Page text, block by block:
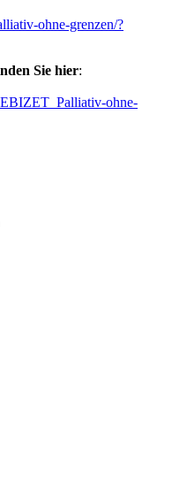
ohne-grenzen/?
Sie hier:
ohne-